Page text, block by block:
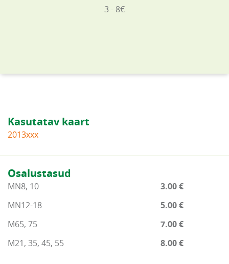
3 - 8€
Kasutatav kaart
2013xxx
Osalustasud
MN8, 10
3.00 €
MN12-18
5.00 €
M65, 75
7.00 €
M21, 35, 45, 55
8.00 €